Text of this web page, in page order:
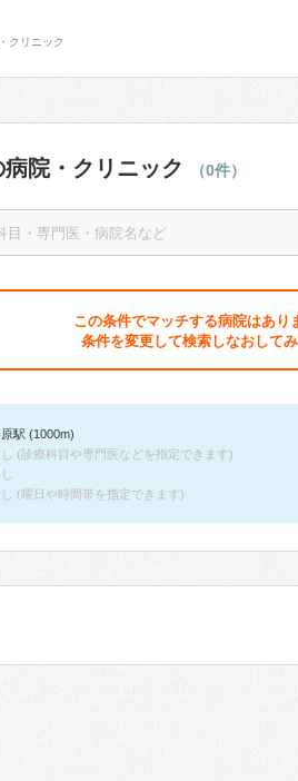
クリニック
院・クリニック （0件）
この条件でマッチする病院はあり
条件を変更して検索しなおしてみ
原駅 (1000m)
し (診療科目や専門医などを指定できます)
し (曜日や時間帯を指定できます)